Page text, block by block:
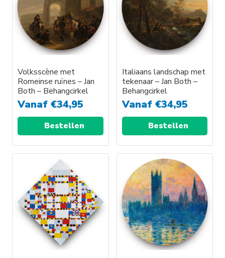
optie
kan
gekozen
worden
de
productpagina
optie
kan
gekozen
worden
de
productpagina
Volksscène met
Romeinse ruïnes – Jan
Both – Behangcirkel
Vanaf €34,95
Bestellen
Dit
product
heeft
meerdere
variaties.
Deze
optie
kan
gekozen
Italiaans landschap met
tekenaar – Jan Both –
Behangcirkel
Vanaf €34,95
Bestellen
Dit
product
heeft
meerdere
variaties.
Deze
optie
kan
gekozen